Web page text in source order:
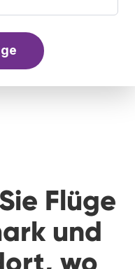
Flüge
und